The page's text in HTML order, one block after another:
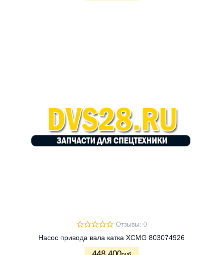
Отзывы: 0
Насос привода вала катка XCMG 803074926